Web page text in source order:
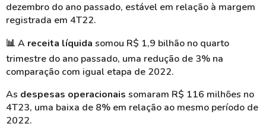
dezembro do ano passado, estável em relação à margem
registrada em 4T22.
📊A receita líquida somou R$ 1,9 bilhão no quarto
trimestre do ano passado, uma redução de 3% na
comparação com igual etapa de 2022.
As despesas operacionais somaram R$ 116 milhões no
4T23, uma baixa de 8% em relação ao mesmo período de
2022.